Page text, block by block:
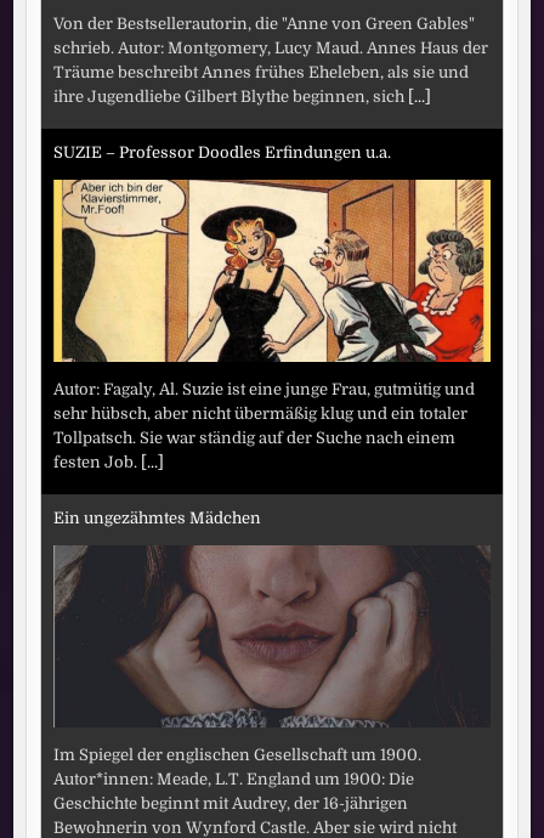
Von der Bestsellerautorin, die "Anne von Green Gables"
schrieb. Autor: Montgomery, Lucy Maud. Annes Haus der
Träume beschreibt Annes frühes Eheleben, als sie und
ihre Jugendliebe Gilbert Blythe beginnen, sich [...]
SUZIE – Professor Doodles Erfindungen u.a.
Autor: Fagaly, Al. Suzie ist eine junge Frau, gutmütig und
sehr hübsch, aber nicht übermäßig klug und ein totaler
Tollpatsch. Sie war ständig auf der Suche nach einem
festen Job. [...]
Ein ungezähmtes Mädchen
Im Spiegel der englischen Gesellschaft um 1900.
Autor*innen: Meade, L.T. England um 1900: Die
Geschichte beginnt mit Audrey, der 16-jährigen
Bewohnerin von Wynford Castle. Aber sie wird nicht